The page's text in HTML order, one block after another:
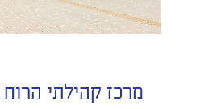
מרכז קהילתי הרוח